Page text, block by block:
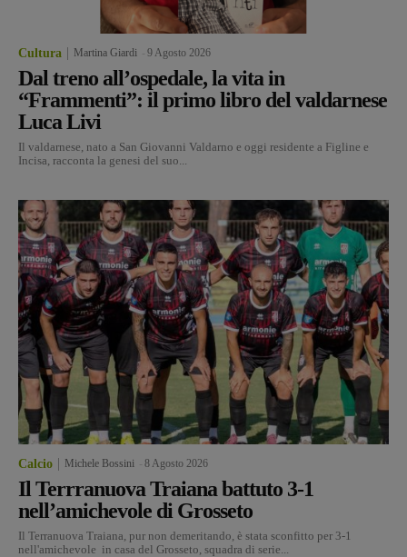
Cultura Martina Giardi 9 Agosto 2026
Dal treno all’ospedale, la vita in
“Frammenti”: il primo libro del valdarnese
Luca Livi
Il valdarnese, nato a San Giovanni Valdarno e oggi residente a Figline e
Incisa, racconta la genesi del suo...
Calcio Michele Bossini 8 Agosto 2026
Il Terrranuova Traiana battuto 3-1
nell’amichevole di Grosseto
Il Terranuova Traiana, pur non demeritando, è stata sconfitto per 3-1
nell'amichevole in casa del Grosseto, squadra di serie...